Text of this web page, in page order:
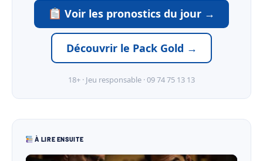
Voir les pronostics du jour →
Découvrir le Pack Gold →
18+ · Jeu responsable · 09 74 75 13 13
À LIRE ENSUITE